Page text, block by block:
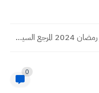
امساكية شهر رمضان 2024 المرجع السيستاني محافظة السماوة عام 1445هـ...
0